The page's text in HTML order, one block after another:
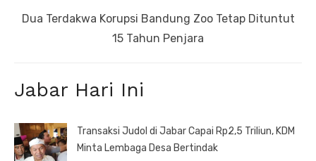
Next
Dua Terdakwa Korupsi Bandung Zoo Tetap Dituntut
15 Tahun Penjara
Jabar Hari Ini
Transaksi Judol di Jabar Capai Rp2,5 Triliun, KDM
Minta Lembaga Desa Bertindak